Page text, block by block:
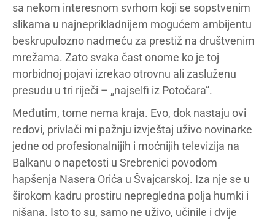
sa nekom interesnom svrhom koji se sopstvenim
slikama u najneprikladnijem mogućem ambijentu
beskrupulozno nadmeću za prestiž na društvenim
mrežama. Zato svaka čast onome ko je toj
morbidnoj pojavi izrekao otrovnu ali zasluženu
presudu u tri riječi – „najselfi iz Potočara”.
Međutim, tome nema kraja. Evo, dok nastaju ovi
redovi, privlači mi pažnju izvještaj uživo novinarke
jedne od profesionalnijih i moćnijih televizija na
Balkanu o napetosti u Srebrenici povodom
hapšenja Nasera Orića u Švajcarskoj. Iza nje se u
širokom kadru prostiru nepregledna polja humki i
nišana. Isto to su, samo ne uživo, učinile i dvije